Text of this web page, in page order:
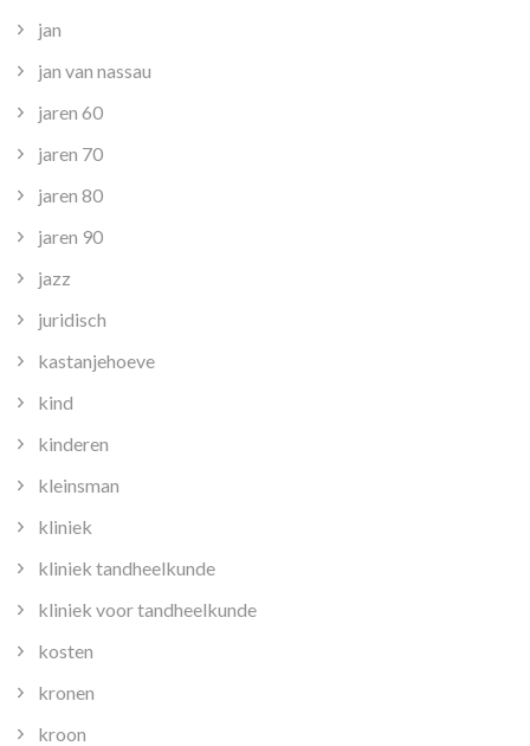
jan
jan van nassau
jaren 60
jaren 70
jaren 80
jaren 90
jazz
juridisch
kastanjehoeve
kind
kinderen
kleinsman
kliniek
kliniek tandheelkunde
kliniek voor tandheelkunde
kosten
kronen
kroon